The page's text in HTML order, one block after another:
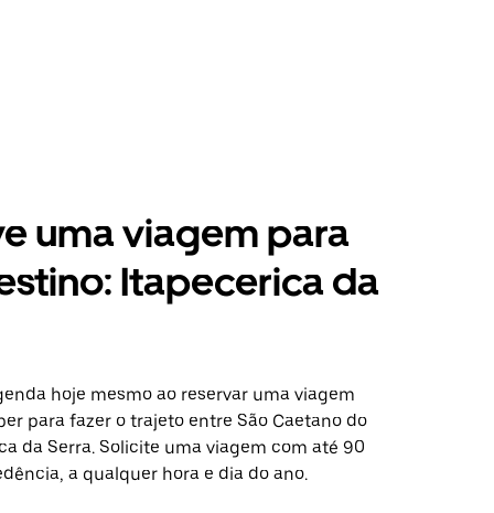
uma viagem para
Itapecerica da
hoje mesmo ao reservar uma viagem
para fazer o trajeto entre São Caetano do
da Serra. Solicite uma viagem com até 90
a qualquer hora e dia do ano.